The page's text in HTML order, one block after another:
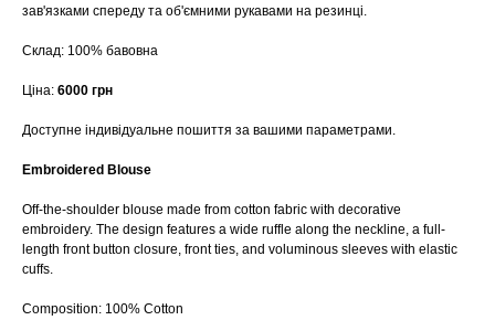
зав'язками спереду та об'ємними рукавами на резинці.
Склад: 100% бавовна
Ціна: 6000 грн
Доступне індивідуальне пошиття за вашими параметрами.
Embroidered Blouse
Off-the-shoulder blouse made from cotton fabric with decorative
embroidery. The design features a wide ruffle along the neckline, a full-
length front button closure, front ties, and voluminous sleeves with elastic
cuffs.
Composition: 100% Cotton